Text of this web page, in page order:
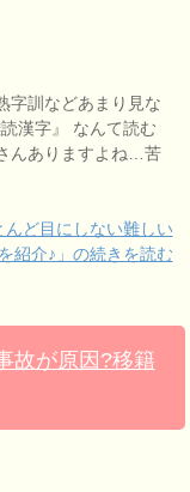
字訓などあまり見な
漢字』 なんて読む
んありますよね…苦
んど目にしない難しい
紹介♪」の続きを読む
故が原因?移籍